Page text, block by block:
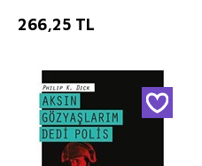
266,25 TL